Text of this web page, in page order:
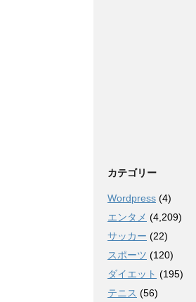
カテゴリー
Wordpress (4)
エンタメ (4,209)
サッカー (22)
スポーツ (120)
ダイエット (195)
テニス (56)